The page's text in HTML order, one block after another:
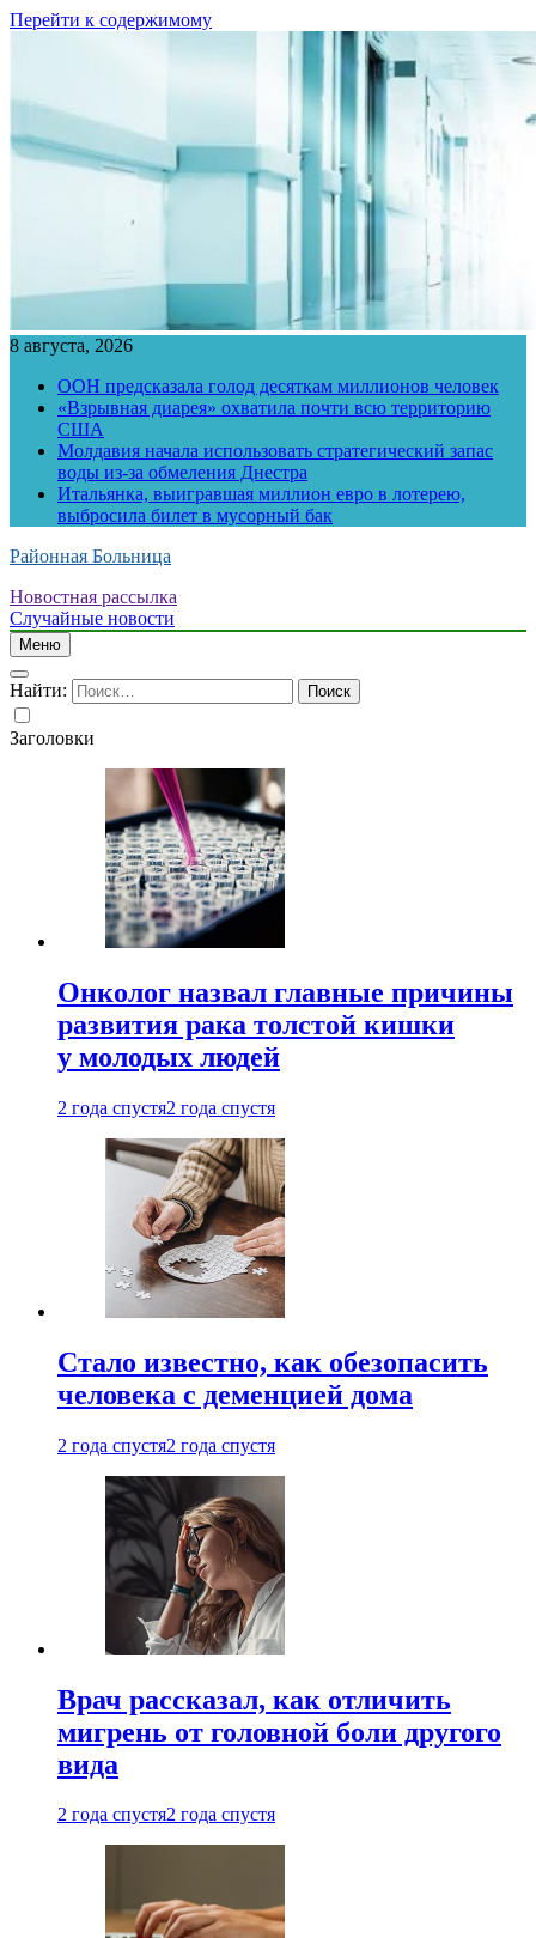
Перейти к содержимому
8 августа, 2026
ООН предсказала голод десяткам миллионов человек
«Взрывная диарея» охватила почти всю территорию
США
Молдавия начала использовать стратегический запас
воды из-за обмеления Днестра
Итальянка, выигравшая миллион евро в лотерею,
выбросила билет в мусорный бак
Районная Больница
Новостная рассылка
Случайные новости
Меню
Найти:
Заголовки
Онколог назвал главные причины
развития рака толстой кишки
у молодых людей
2 года спустя2 года спустя
Стало известно, как обезопасить
человека с деменцией дома
2 года спустя2 года спустя
Врач рассказал, как отличить
мигрень от головной боли другого
вида
2 года спустя2 года спустя